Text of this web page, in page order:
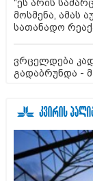
"ეს არის
მოსმენა, ამას
სათანადო
ვრცელდება
გადაბრუნდა -